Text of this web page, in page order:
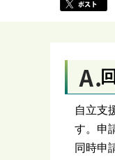
自立支
す。申
同時申